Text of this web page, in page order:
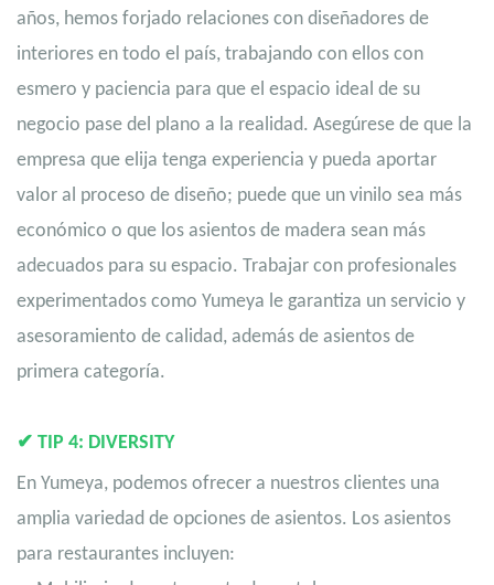
años, hemos forjado relaciones con diseñadores de
interiores en todo el país, trabajando con ellos con
esmero y paciencia para que el espacio ideal de su
negocio pase del plano a la realidad. Asegúrese de que la
empresa que elija tenga experiencia y pueda aportar
valor al proceso de diseño; puede que un vinilo sea más
económico o que los asientos de madera sean más
adecuados para su espacio. Trabajar con profesionales
experimentados como Yumeya le garantiza un servicio y
asesoramiento de calidad, además de asientos de
primera categoría.
✔ TIP 4: DIVERSITY
En Yumeya, podemos ofrecer a nuestros clientes una
amplia variedad de opciones de asientos. Los asientos
para restaurantes incluyen: